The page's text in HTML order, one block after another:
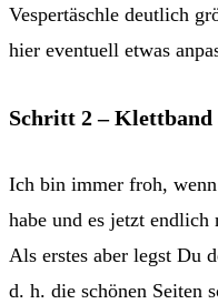
Vespertäschle deutlich
hier eventuell etwas
Schritt 2 – Klettband
Ich bin immer froh,
habe und es jetzt endlich
Als erstes aber legst Du
d. h. die schönen Seiten